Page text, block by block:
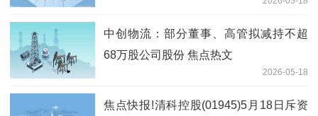
中创物流：部分董事、高管拟减持不超
68万股公司股份 焦点热文
2026-05-18
焦点快报!清科控股(01945)5月18日斥资